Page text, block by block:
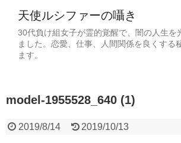
天使ルシファーの囁き
30代負け組女子が霊的覚醒で、闇の人生を
ました。恋愛、仕事、人間関係を良くする
ます。
model-1955528_640 (1)
2019/8/14 2019/10/13